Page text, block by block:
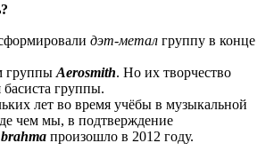
дэт-метал группу в конце
группы Aerosmith. Но их творчество
группы.
лет во время учёбы в музыкальной
чем мы, в подтверждение
произошло в 2012 году.